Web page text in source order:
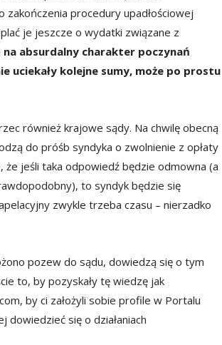
procedury upadłościowej
je jeszcze o wydatki związane z
absurdalny charakter poczynań
uciekały kolejne sumy, może po prostu
również krajowe sądy. Na chwilę obecną
do próśb syndyka o zwolnienie z opłaty
jeśli taka odpowiedź będzie odmowna (a
to syndyk będzie się
zwykle trzeba czasu – nierzadko
pozew do sądu, dowiedzą się o tym
to, by pozyskały tę wiedzę jak
by ci założyli sobie profile w Portalu
dowiedzieć się o działaniach